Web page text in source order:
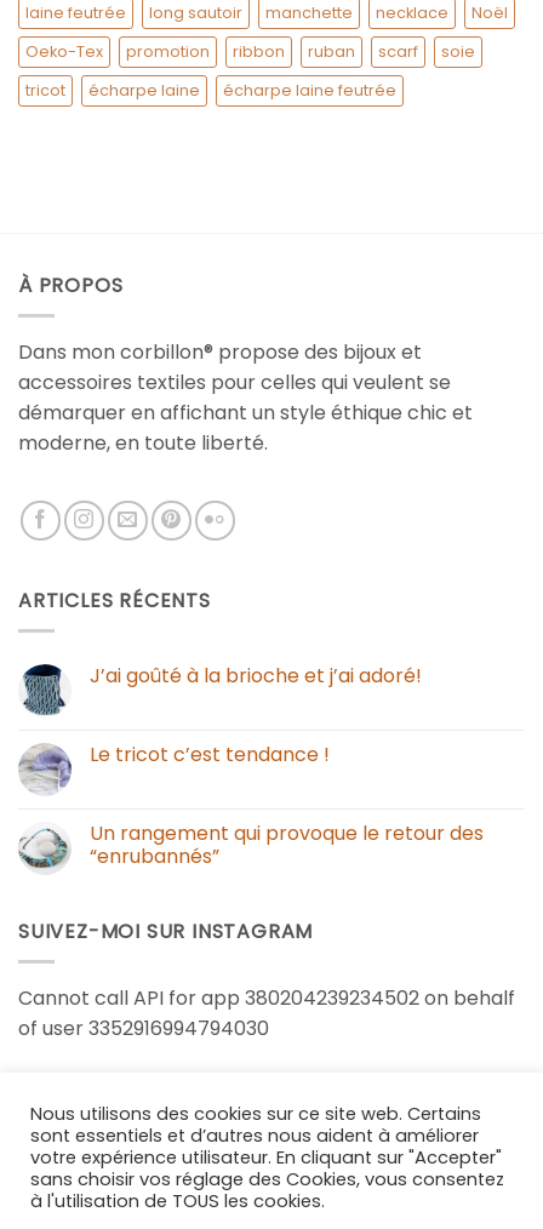
laine feutrée
long sautoir manchette necklace
Noël
Oeko-Tex
promotion ribbon ruban scarf
soie
tricot
écharpe laine écharpe laine feutrée
À PROPOS
Dans mon corbillon® propose des bijoux et
accessoires textiles pour celles qui veulent se
démarquer en affichant un style éthique chic et
moderne, en toute liberté.
ARTICLES RÉCENTS
J’ai goûté à la brioche et j’ai adoré!
Le tricot c’est tendance !
Un rangement qui provoque le retour des
“enrubannés”
SUIVEZ-MOI SUR INSTAGRAM
Cannot call API for app 380204239234502 on behalf
of user 3352916994794030
CONTACT POLITIQUE DE CONFIDENTIALITÉ MENTIONS LÉGALES
Copyright 2026 ©Dans mon corbillon
Nous utilisons des cookies sur ce site web. Certains
sont essentiels et d’autres nous aident à améliorer
votre expérience utilisateur. En cliquant sur "Accepter"
sans choisir vos réglage des Cookies, vous consentez
à l'utilisation de TOUS les cookies.